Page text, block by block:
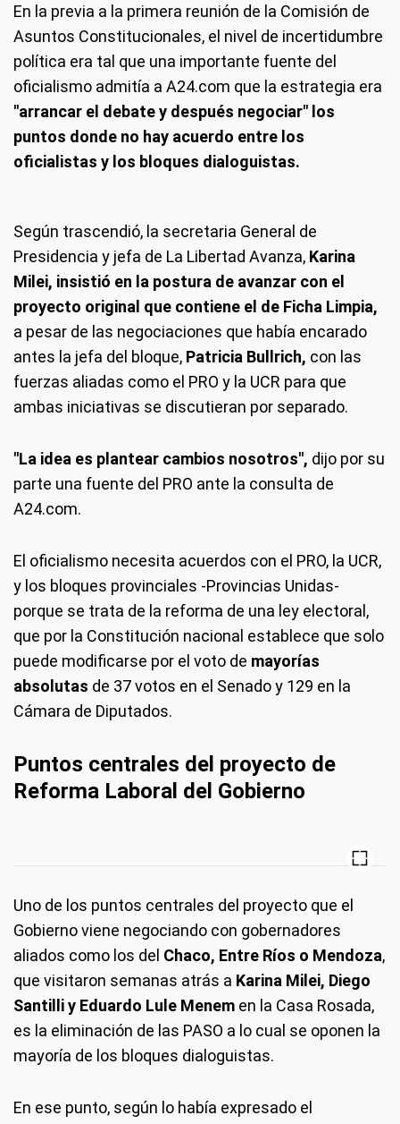
En la previa a la primera reunión de la Comisión de
Asuntos Constitucionales, el nivel de incertidumbre
política era tal que una importante fuente del
oficialismo admitía a A24.com que la estrategia era
"arrancar el debate y después negociar" los
puntos donde no hay acuerdo entre los
oficialistas y los bloques dialoguistas.
Según trascendió, la secretaria General de
Presidencia y jefa de La Libertad Avanza, Karina
Milei, insistió en la postura de avanzar con el
proyecto original que contiene el de Ficha Limpia,
a pesar de las negociaciones que había encarado
antes la jefa del bloque, Patricia Bullrich, con las
fuerzas aliadas como el PRO y la UCR para que
ambas iniciativas se discutieran por separado.
"La idea es plantear cambios nosotros", dijo por su
parte una fuente del PRO ante la consulta de
A24.com.
El oficialismo necesita acuerdos con el PRO, la UCR,
y los bloques provinciales -Provincias Unidas-
porque se trata de la reforma de una ley electoral,
que por la Constitución nacional establece que solo
puede modificarse por el voto de mayorías
absolutas de 37 votos en el Senado y 129 en la
Cámara de Diputados.
Puntos centrales del proyecto de
Reforma Laboral del Gobierno
Uno de los puntos centrales del proyecto que el
Gobierno viene negociando con gobernadores
aliados como los del Chaco, Entre Ríos o Mendoza,
que visitaron semanas atrás a Karina Milei, Diego
Santilli y Eduardo Lule Menem en la Casa Rosada,
es la eliminación de las PASO a lo cual se oponen la
mayoría de los bloques dialoguistas.
En ese punto, según lo había expresado el